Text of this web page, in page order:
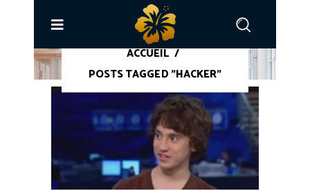
ACCUEIL /
POSTS TAGGED "HACKER"